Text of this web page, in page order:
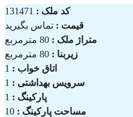
کد ملک : 131471
قیمت : تماس بگیرید
متراژ ملک : 80 مترمربع
زیربنا : 80 مترمربع
اتاق خواب : 1
سرویس بهداشتی : 1
پارکینگ : 1
مساحت پارکینگ : 10